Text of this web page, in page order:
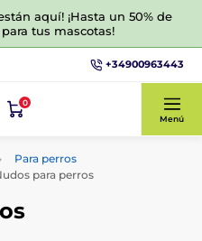
aquí! ¡Hasta un 50% de
tus mascotas!
+34900963443
0
Menú
Para perros
para perros